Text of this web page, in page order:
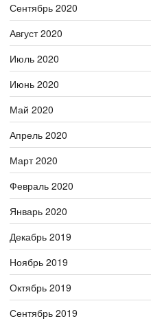
Сентябрь 2020
Август 2020
Июль 2020
Июнь 2020
Май 2020
Апрель 2020
Март 2020
Февраль 2020
Январь 2020
Декабрь 2019
Ноябрь 2019
Октябрь 2019
Сентябрь 2019